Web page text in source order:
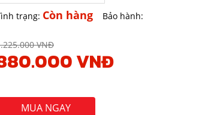
trạng: Còn hàng Bảo hành:
VNĐ
VNĐ
MUA NGAY